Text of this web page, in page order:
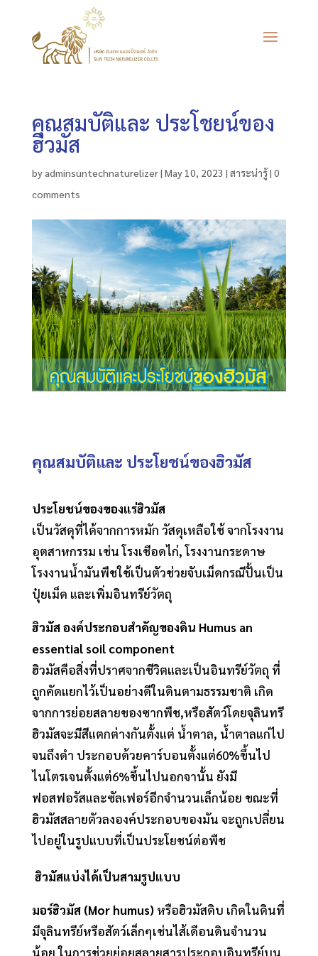
คุณสมบัติและ ประโชยน์ของ
ฮิวมัส
byadminsuntechnaturelizer| May 10, 2023 | สาระน่ารู้| 0
comments
คุณสมบัติและ ประโยชน์ของฮิวมัส
ประโยชน์ของของแร่ฮิวมัส
เป็นวัสดุที่ได้จากการหมัก วัสดุเหลือใช้ จากโรงงาน
อุตสาหกรรม เช่น โรงเชือดไก่, โรงงานกระดาษ
โรงงานน้ำมันพืชใช้เป็นตัวช่วยจับเม็ดกรณีปั้นเป็น
ปุ๋ยเม็ด และเพิ่มอินทรีย์วัตถุ
ฮิวมัส องค์ประกอบสำคัญของดิน Humus an
essential soil component
ฮิวมัสคือสิ่งที่ปราศจากชีวิตและเป็นอินทรีย์วัตถุ ที่
ถูกคัดแยกไว้เป็นอย่างดีในดินตามธรรมชาติ เกิด
จากการย่อยสลายของซากพืช,หรือสัตว์โดยจุลินทรี
ฮิวมัสจะมีสีแตกต่างกันตั้งแต่ น้ำตาล, น้ำตาลแก่ไป
จนถึงดำ ประกอบด้วยคาร์บอนตั้งแต่60%ขึ้นไป
ไนโตรเจนตั้งแต่6%ขึ้นไปนอกจานั้น ยังมี
ฟอสฟอรัสและซัลเฟอร์อีกจำนวนเล็กน้อย ขณะที่
ฮิวมัสสลายตัวลงองค์ประกอบของมัน จะถูกเปลี่ยน
ไปอยู่ในรูปแบบที่เป็นประโยชน์ต่อพืช
ฮิวมัสแบ่งได้เป็นสามรูปแบบ
มอร์ฮิวมัส (Mor humus)หรือฮิวมัสดิบ เกิดในดินที่
มีจุลินทรีย์หรือสัตว์เล็กๆเช่นไส้เดือนดินจำนวน
น้อย ในการช่วยย่อยสลายสารประกอบอินทรีย์บน